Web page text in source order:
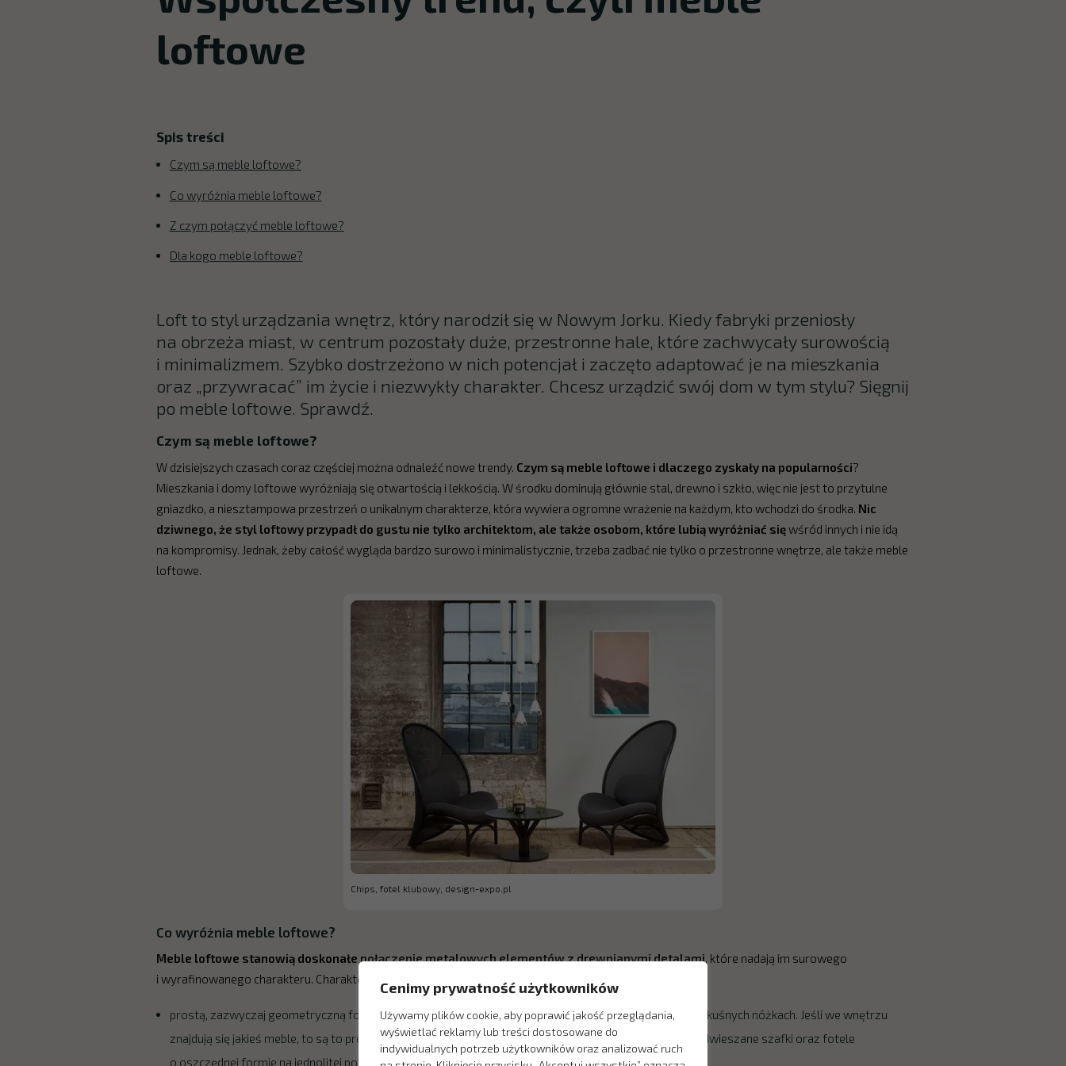
Cenimy prywatność użytkowników
Używamy plików cookie, aby poprawić jakość przeglądania,
wyświetlać reklamy lub treści dostosowane do
indywidualnych potrzeb użytkowników oraz analizować ruch
loftowe
Spis treści
Czym są meble loftowe?
Co wyróżnia meble loftowe?
Z czym połączyć meble loftowe?
Dla kogo meble loftowe?
Loft to styl urządzania wnętrz, który narodził się w Nowym Jorku. Kiedy fabryki przeniosły
na obrzeża miast, w centrum pozostały duże, przestronne hale, które zachwycały surowością
i minimalizmem. Szybko dostrzeżono w nich potencjał i zaczęto adaptować je na mieszkania
oraz „przywracać” im życie i niezwykły charakter. Chcesz urządzić swój dom w tym stylu? Sięgnij
po meble loftowe. Sprawdź.
Czym są meble loftowe?
W dzisiejszych czasach coraz częściej można odnaleźć nowe trendy. Czym są meble loftowe i dlaczego zyskały na popularności?
Mieszkania i domy loftowe wyróżniają się otwartością i lekkością. W środku dominują głównie stal, drewno i szkło, więc nie jest to przytulne
gniazdko, a niesztampowa przestrzeń o unikalnym charakterze, która wywiera ogromne wrażenie na każdym, kto wchodzi do środka. Nic
dziwnego, że styl loftowy przypadł do gustu nie tylko architektom, ale także osobom, które lubią wyróżniać sięwśród innych i nie idą
na kompromisy. Jednak, żeby całość wygląda bardzo surowo i minimalistycznie, trzeba zadbać nie tylko o przestronne wnętrze, ale także meble
loftowe.
Chips, fotel klubowy, design-expo.pl
Co wyróżnia meble loftowe?
Meble loftowe stanowią doskonałe połączenie metalowych elementów z drewnianymi detalami, które nadają im surowego
i wyrafinowanego charakteru. Charakteryzują się:
prostą, zazwyczaj geometryczną formą – nie znajdziesz tutaj komód o obłym kształcie czy kanap na fikuśnych nóżkach. Jeśli we wnętrzu
znajdują się jakieś meble, to są to prostokątne lub kwadratowe stoliki na cienkim stelażu, podłużne, podwieszane szafki oraz fotele
o oszczędnej formie na jednolitej podstawie,